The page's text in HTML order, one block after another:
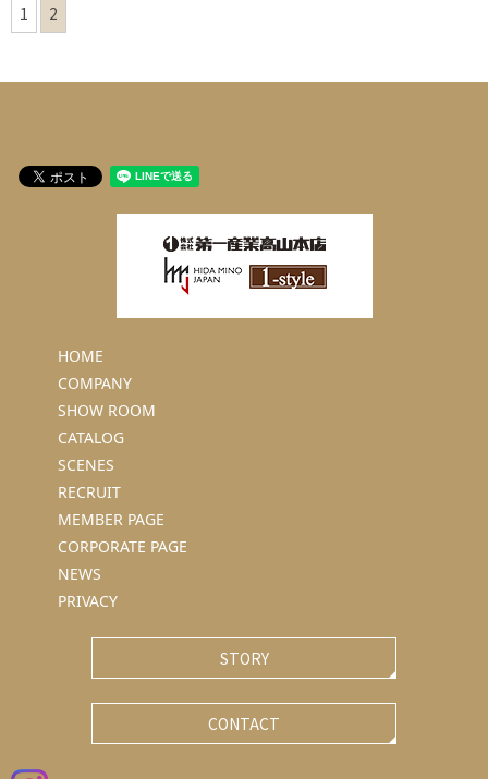
1 2
HOME
COMPANY
SHOW ROOM
CATALOG
SCENES
RECRUIT
MEMBER PAGE
CORPORATE PAGE
NEWS
PRIVACY
STORY
CONTACT